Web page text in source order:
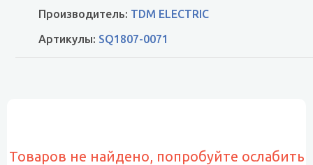
Производитель: TDM ELECTRIC
Артикулы: SQ1807-0071
Товаров не найдено, попробуйте ослабить